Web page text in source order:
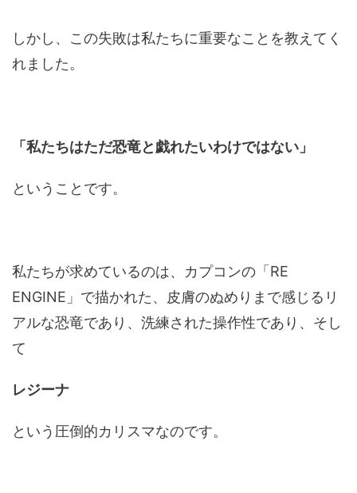
しかし、この失敗は私たちに重要なことを教えてく
れました。
「私たちはただ恐竜と戯れたいわけではない」
ということです。
私たちが求めているのは、カプコンの「RE
ENGINE」で描かれた、皮膚のぬめりまで感じるリ
アルな恐竜であり、洗練された操作性であり、そし
て
レジーナ
という圧倒的カリスマなのです。